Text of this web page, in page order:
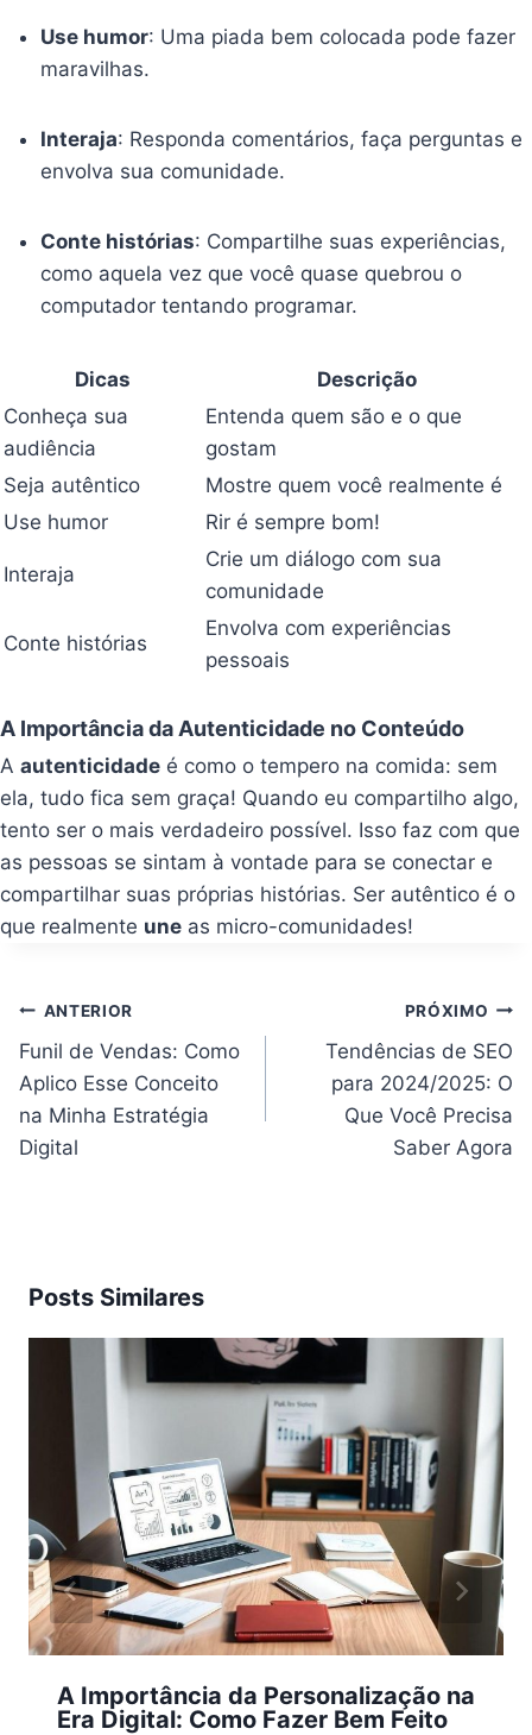
Use humor: Uma piada bem colocada pode fazer
maravilhas.
Interaja: Responda comentários, faça perguntas e
envolva sua comunidade.
Conte histórias: Compartilhe suas experiências,
como aquela vez que você quase quebrou o
computador tentando programar.
Dicas
Descrição
Conheça sua
audiência
Entenda quem são e o que
gostam
Seja autêntico
Mostre quem você realmente é
Use humor
Rir é sempre bom!
Interaja
Crie um diálogo com sua
comunidade
Conte histórias
Envolva com experiências
pessoais
A Importância da Autenticidade no Conteúdo
Aautenticidade é como o tempero na comida: sem
ela, tudo fica sem graça! Quando eu compartilho algo,
tento ser o mais verdadeiro possível. Isso faz com que
as pessoas se sintam à vontade para se conectar e
compartilhar suas próprias histórias. Ser autêntico é o
que realmente une as micro-comunidades!
Navegação
Post
ANTERIOR
Funil de Vendas: Como
Aplico Esse Conceito
na Minha Estratégia
Digital
PRÓXIMO
Tendências de SEO
para 2024/2025: O
Que Você Precisa
Saber Agora
Posts Similares
A Importância da Personalização na
Era Digital: Como Fazer Bem Feito